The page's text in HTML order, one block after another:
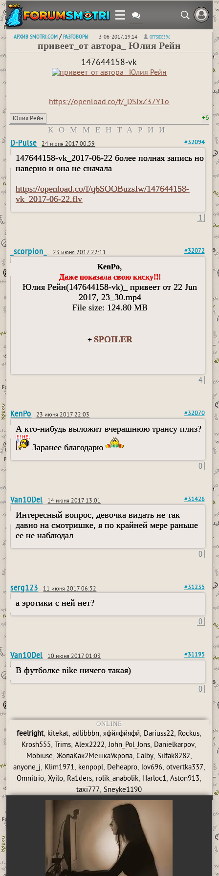
АРХИВ SMOTRI.COM /РАЗГОВОРЫ 3-06-2017, 19:14 OFFSIDE396
привеет_от автора_ Юлия Рейн
147644158-vk
https://openload.co/f/_DSJxZ37Y1o
Юлия Рейн +6
КОММЕНТАРИИ
D-Pulse 24 июня 2017 00:59 #32094
147644158-vk_2017-06-22 более полная запись но
наверно и она не сначала
https://openload.co/f/q6SOOBuzsIw/147644158-
vk_2017-06-22.flv
1
_scorpion_ 23 июня 2017 22:11 #32072
KenPo,
Даже показала свою киску!!!
Юлия Рейн(147644158-vk)_ привеет от 22 Jun
2017, 23_30.mp4
File size: 124.80 MB
+ SPOILER
4
KenPo 23 июня 2017 22:03 #32070
А кто-нибудь выложит вчерашнюю трансу плиз?
Заранее благодарю
0
Van10Del 14 июня 2017 13:01 #31426
Интересный вопрос, девочка видать не так
давно на смотришке, я по крайней мере раньше
ее не наблюдал
0
serg123 11 июня 2017 06:52 #31235
а эротики с ней нет?
0
Van10Del 10 июня 2017 01:03 #31195
В футболке nike ничего такая)
0
ONLINE
feelright, kitekat,adlibbbn,яфйяфйяфй, Dariuss22, Rockus,
Krosh555,Trims,Alex2222,John_Pol_Jons, Danielkarpov,
Mobiuse, ЖопаКак2МешкаУкропа, Calby, Silfak8282,
anyone_j, Klim1971, kenpopl, Deheapro, lov696, otvertka337,
Omnitrio,Xyilo, Ra1ders, rolik_anabolik, Harloc1,Aston913,
taxi777,Sneyke1190